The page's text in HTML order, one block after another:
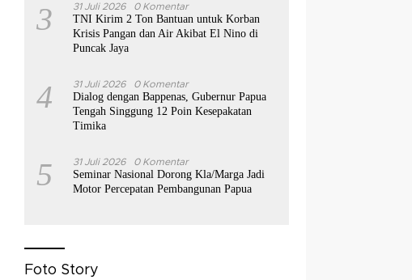
3 31 Juli 2026 0 Komentar
TNI Kirim 2 Ton Bantuan untuk Korban
Krisis Pangan dan Air Akibat El Nino di
Puncak Jaya
4 31 Juli 2026 0 Komentar
Dialog dengan Bappenas, Gubernur Papua
Tengah Singgung 12 Poin Kesepakatan
Timika
5 31 Juli 2026 0 Komentar
Seminar Nasional Dorong Kla/Marga Jadi
Motor Percepatan Pembangunan Papua
Foto Story